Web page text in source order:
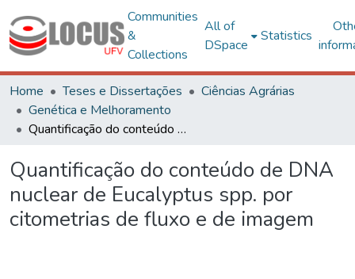
Communities
&
Collections
All of
DSpace
Statistics
Home Teses e Dissertações
Ciências Agrárias
Genética e Melhoramento
Quantificação do conteúdo de DNA nuclear de Eucalyptus spp. por citometrias de fluxo e de imagem
Quantificação do conteúdo de DNA
nuclear de Eucalyptus spp. por
citometrias de fluxo e de imagem